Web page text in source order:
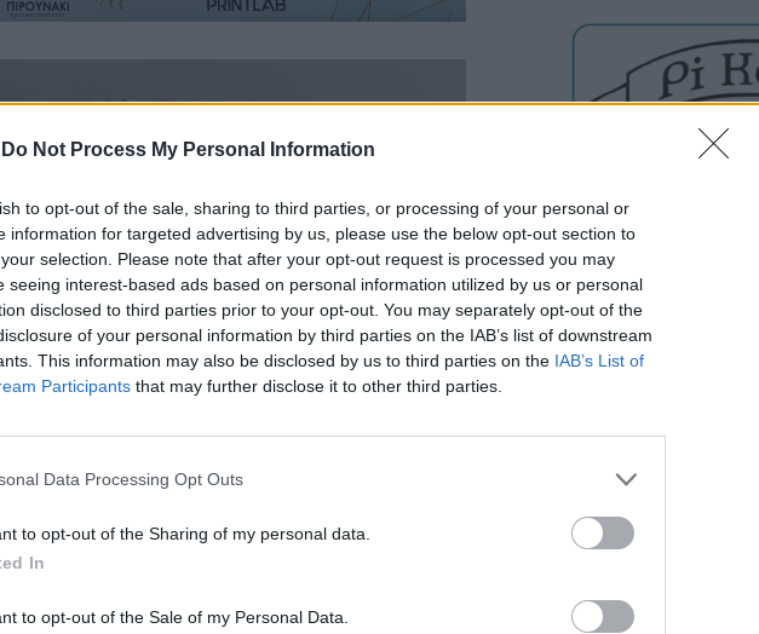
Do Not Process My Personal Information
to opt-out of the sale, sharing to third parties, or processing of your personal or
information for targeted advertising by us, please use the below opt-out section to
selection. Please note that after your opt-out request is processed you may
seeing interest-based ads based on personal information utilized by us or personal
disclosed to third parties prior to your opt-out. You may separately opt-out of the
of your personal information by third parties on the IAB’s list of downstream
This information may also be disclosed by us to third parties on the IAB’s List of
Participants that may further disclose it to other third parties.
Data Processing Opt Outs
to opt-out of the Sharing of my personal data.
In
to opt-out of the Sale of my Personal Data.